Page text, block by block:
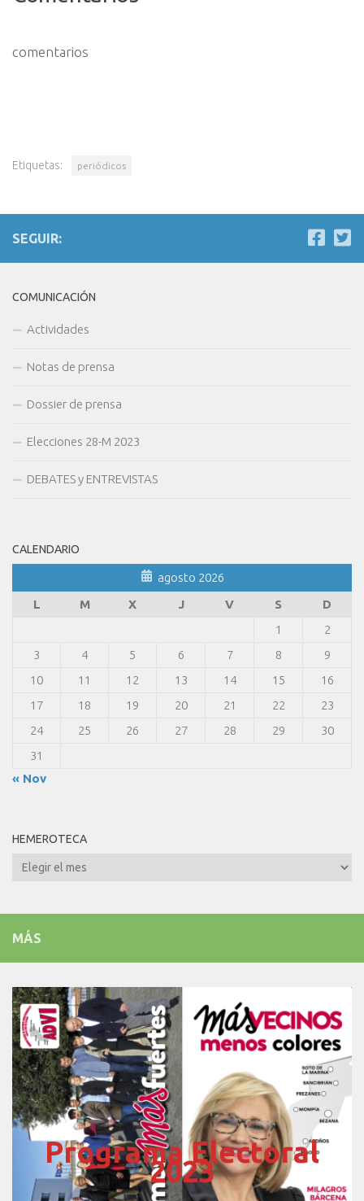
comentarios
Etiquetas: periódicos
SEGUIR:
COMUNICACIÓN
Actividades
Notas de prensa
Dossier de prensa
Elecciones 28-M 2023
DEBATES y ENTREVISTAS
CALENDARIO
agosto 2026
L
M X J V S
D
1
2
3
4 5 6 7 8
9
10
11 12 13 14 15
16
17
18 19 20 21 22
23
24
25 26 27 28 29
30
31
« Nov
HEMEROTECA
Hemeroteca
MÁS
Programa Electoral
2023